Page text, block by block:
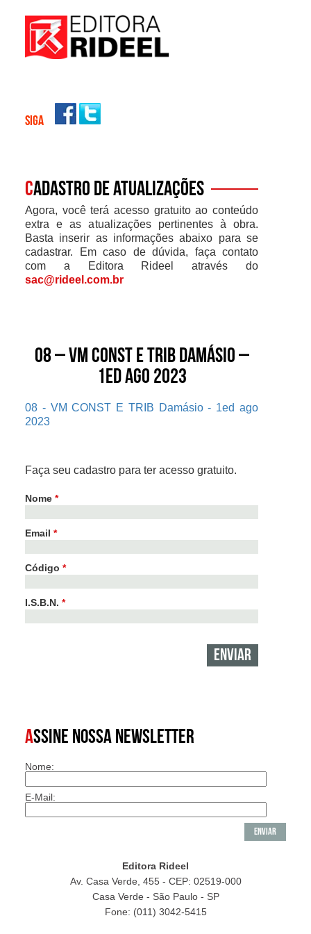
SIGA
Cadastro de atualizações
Agora, você terá acesso gratuito ao conteúdo
extra e as atualizações pertinentes à obra.
Basta inserir as informações abaixo para se
cadastrar. Em caso de dúvida, faça contato
com a Editora Rideel através do
sac@rideel.com.br
08 – VM CONST E TRIB Damásio –
1ed ago 2023
08 - VM CONST E TRIB Damásio - 1ed ago
2023
Faça seu cadastro para ter acesso gratuito.
Nome *
Email *
Código *
I.S.B.N. *
ASSINE NOSSA NEWSLETTER
Nome:
E-Mail:
Editora Rideel
Av. Casa Verde, 455 - CEP: 02519-000
Casa Verde - São Paulo - SP
Fone: (011) 3042-5415